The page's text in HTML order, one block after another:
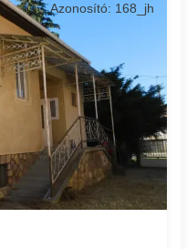
Azonosító: 168_jh